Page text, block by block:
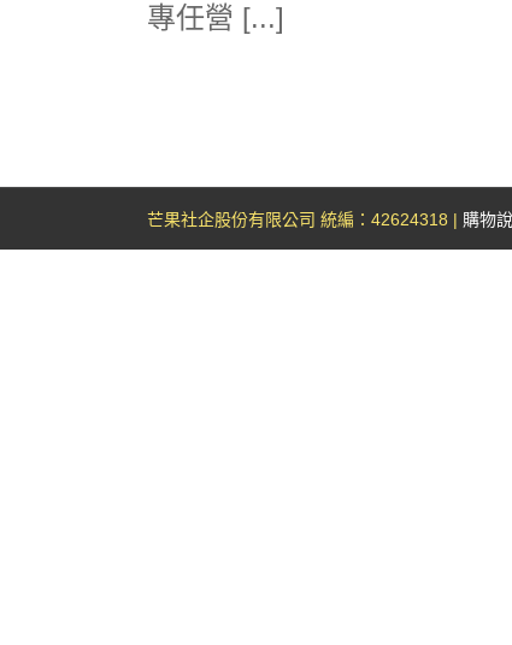
專任營 [...]
芒果社企股份有限公司 統編：42624318 | 購物